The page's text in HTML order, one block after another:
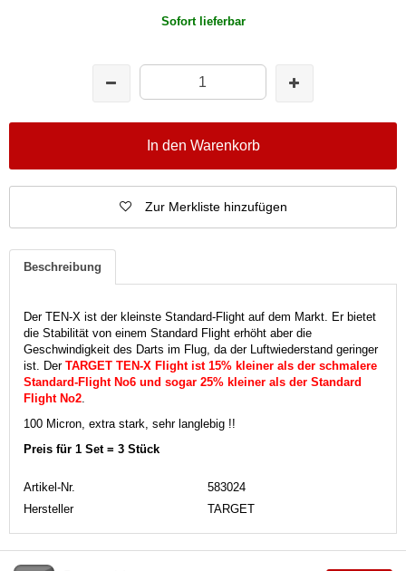
Sofort lieferbar
In den Warenkorb
Zur Merkliste hinzufügen
Beschreibung
Der TEN-X ist der kleinste Standard-Flight auf dem Markt. Er bietet
die Stabilität von einem Standard Flight erhöht aber die
Geschwindigkeit des Darts im Flug, da der Luftwiederstand geringer
ist. Der TARGET TEN-X Flight ist 15% kleiner als der schmalere
Standard-Flight No6 und sogar 25% kleiner als der Standard
Flight No2
100 Micron, extra stark, sehr langlebig !!
Preis für 1 Set = 3 Stück
Artikel-Nr.
583024
Hersteller
TARGET